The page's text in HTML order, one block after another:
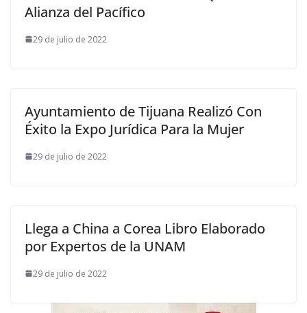
Alianza del Pacífico
29 de julio de 2022
Ayuntamiento de Tijuana Realizó Con
Éxito la Expo Jurídica Para la Mujer
29 de julio de 2022
Llega a China a Corea Libro Elaborado
por Expertos de la UNAM
29 de julio de 2022